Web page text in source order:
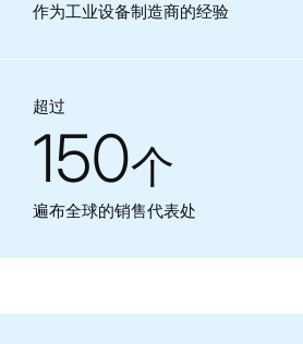
作为工业设备制造商的经验
超过
150个
遍布全球的销售代表处